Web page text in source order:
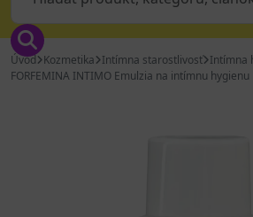
Úvod Kozmetika Intímna starostlivosť Intímna
FORFEMINA INTIMO Emulzia na intímnu hygienu